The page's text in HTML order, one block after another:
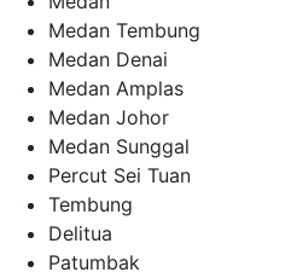
Medan Tembung
Medan Denai
Medan Amplas
Medan Johor
Medan Sunggal
Percut Sei Tuan
Tembung
Delitua
Patumbak